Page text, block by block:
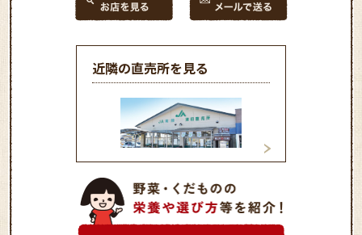
近隣の直売所を見る